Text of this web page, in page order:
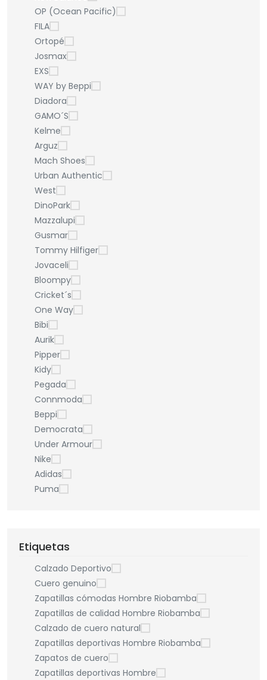
OP (Ocean Pacific)
FILA
Ortopé
Josmax
EXS
WAY by Beppi
Diadora
GAMO´S
Kelme
Arguz
Mach Shoes
Urban Authentic
West
DinoPark
Mazzalupi
Gusmar
Tommy Hilfiger
Jovaceli
Bloompy
Cricket´s
One Way
Bibi
Aurik
Pipper
Kidy
Pegada
Connmoda
Beppi
Democrata
Under Armour
Nike
Adidas
Puma
Etiquetas
Calzado Deportivo
Cuero genuino
Zapatillas cómodas Hombre Riobamba
Zapatillas de calidad Hombre Riobamba
Calzado de cuero natural
Zapatillas deportivas Hombre Riobamba
Zapatos de cuero
Zapatillas deportivas Hombre